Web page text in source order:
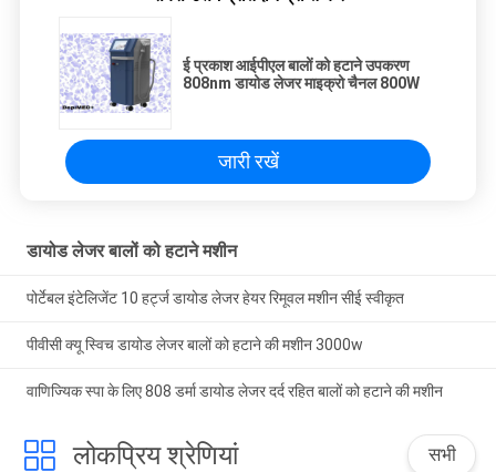
ई प्रकाश आईपीएल बालों को हटाने उपकरण
808nm डायोड लेजर माइक्रो चैनल 800W
जारी रखें
डायोड लेजर बालों को हटाने मशीन
पोर्टेबल इंटेलिजेंट 10 हर्ट्ज डायोड लेजर हेयर रिमूवल मशीन सीई स्वीकृत
पीवीसी क्यू स्विच डायोड लेजर बालों को हटाने की मशीन 3000w
वाणिज्यिक स्पा के लिए 808 डर्मा डायोड लेजर दर्द रहित बालों को हटाने की मशीन
लोकप्रिय श्रेणियां सभी